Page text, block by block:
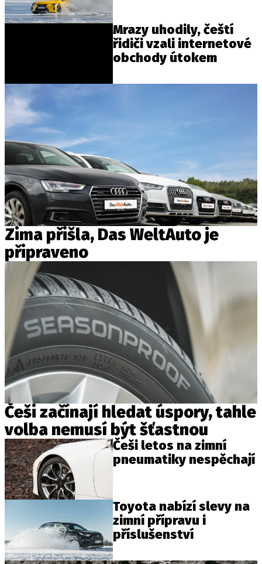
Mrazy uhodily, čeští
řidiči vzali internetové
obchody útokem
Zima přišla, Das WeltAuto je
připraveno
Češi začínají hledat úspory, tahle
volba nemusí být šťastnou
Češi letos na zimní
pneumatiky nespěchají
Toyota nabízí slevy na
zimní přípravu i
příslušenství